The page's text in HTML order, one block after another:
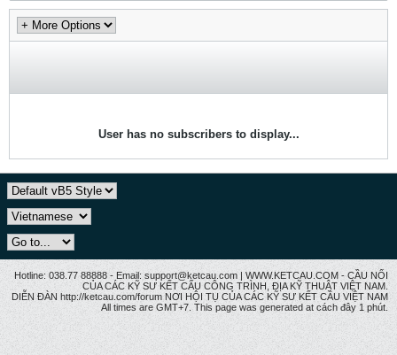
User has no subscribers to display...
Hotline: 038.77 88888 - Email: support@ketcau.com | WWW.KETCAU.COM - CẦU NỐI
CỦA CÁC KỸ SƯ KẾT CẤU CÔNG TRÌNH, ĐỊA KỸ THUẬT VIỆT NAM.
DIỄN ĐÀN http://ketcau.com/forum NƠI HỘI TỤ CỦA CÁC KỸ SƯ KẾT CÂU VIỆT NAM
All times are GMT+7. This page was generated at cách đây 1 phút.